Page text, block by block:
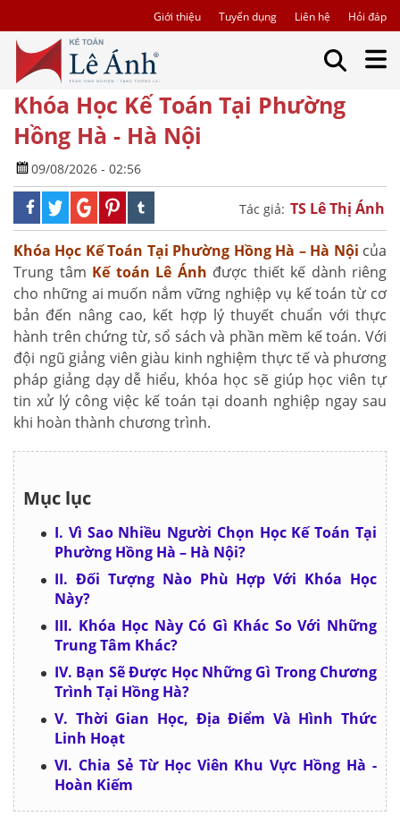
Giới thiệu Tuyển dụng Liên hệ Hỏi đáp
Khóa Học Kế Toán Tại Phường
Hồng Hà - Hà Nội
09/08/2026 - 02:56
Tác giả: TS Lê Thị Ánh
Khóa Học Kế Toán Tại Phường Hồng Hà – Hà Nội của
Trung tâm Kế toán Lê Ánh được thiết kế dành riêng
cho những ai muốn nắm vững nghiệp vụ kế toán từ cơ
bản đến nâng cao, kết hợp lý thuyết chuẩn với thực
hành trên chứng từ, sổ sách và phần mềm kế toán. Với
đội ngũ giảng viên giàu kinh nghiệm thực tế và phương
pháp giảng dạy dễ hiểu, khóa học sẽ giúp học viên tự
tin xử lý công việc kế toán tại doanh nghiệp ngay sau
khi hoàn thành chương trình.
Mục lục
I. Vì Sao Nhiều Người Chọn Học Kế Toán Tại
Phường Hồng Hà – Hà Nội?
II. Đối Tượng Nào Phù Hợp Với Khóa Học
Này?
III. Khóa Học Này Có Gì Khác So Với Những
Trung Tâm Khác?
IV. Bạn Sẽ Được Học Những Gì Trong Chương
Trình Tại Hồng Hà?
V. Thời Gian Học, Địa Điểm Và Hình Thức
Linh Hoạt
VI. Chia Sẻ Từ Học Viên Khu Vực Hồng Hà -
Hoàn Kiếm